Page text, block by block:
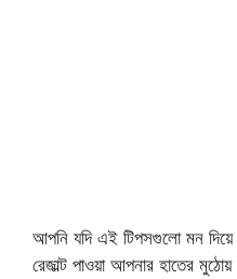
আপনি যদি এই টিপসগুলো মন দিয়ে
রেজাল্ট পাওয়া আপনার হাতের